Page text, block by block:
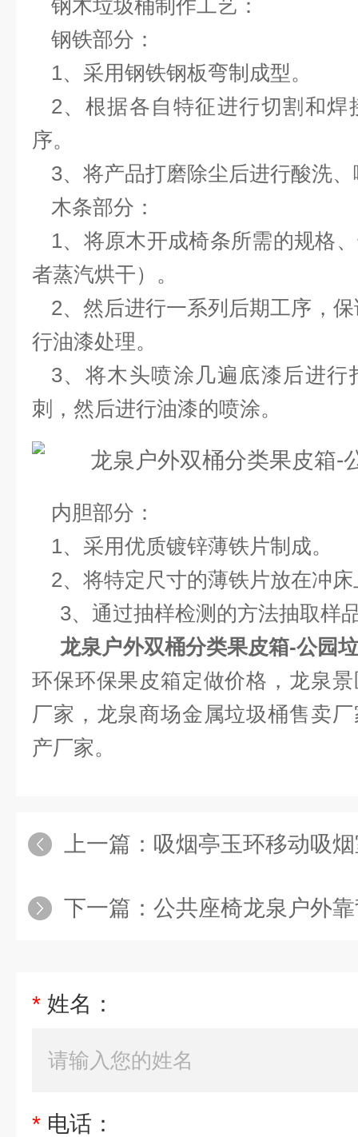
钢木垃圾桶制作工艺：
钢铁部分：
1、采用钢铁钢板弯制成型。
2、根据各自特征进行切割和
序。
3、将产品打磨除尘后进行酸洗
木条部分：
1、将原木开成椅条所需的规格
者蒸汽烘干）。
2、然后进行一系列后期工序，
行油漆处理。
3、将木头喷涂几遍底漆后进
刺，然后进行油漆的喷涂。
内胆部分：
1、采用优质镀锌薄铁片制成。
2、将特定尺寸的薄铁片放在冲
3、通过抽样检测的方法抽取样
龙泉户外双桶分类果皮箱-公园
环保环保果皮箱定做价格，龙泉
厂家，龙泉商场金属垃圾桶售卖
产厂家。
上一篇： 吸烟亭玉环移动吸烟室定
下一篇： 公共座椅龙泉户外靠背公
* 姓名：
* 电话：